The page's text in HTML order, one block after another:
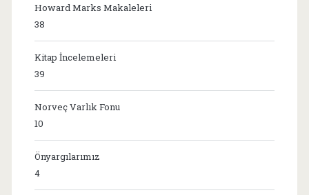
Howard Marks Makaleleri
38
Kitap İncelemeleri
39
Norveç Varlık Fonu
10
Önyargılarımız
4